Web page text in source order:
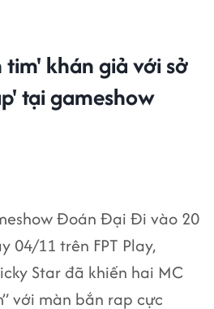
tim' khán giả với sở
tại gameshow
Đoán Đại Đi vào 20
04/11 trên FPT Play,
Star đã khiến hai MC
với màn bắn rap cực